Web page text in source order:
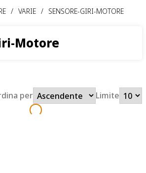
/ VARIE / SENSORE-GIRI-MOTORE
Motore
per Limite